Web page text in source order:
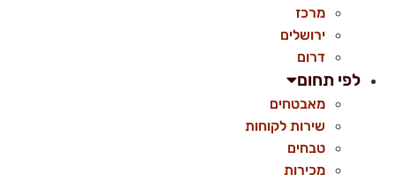
מרכז
ירושלים
דרום
לפי תחום
מאבטחים
שירות לקוחות
טבחים
מכירות